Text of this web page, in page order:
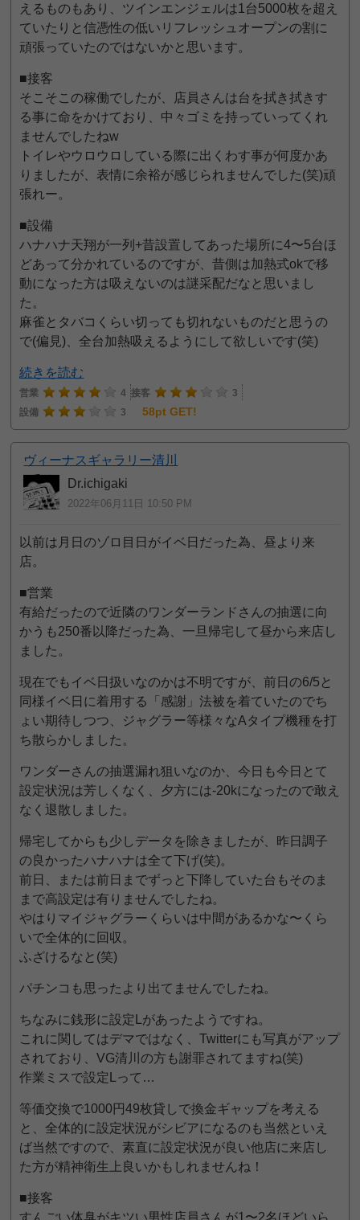
えるものもあり、ツインエンジェルは1台5000枚を超え
ていたりと信憑性の低いリフレッシュオープンの割に
頑張っていたのではないかと思います。
■接客
そこそこの稼働でしたが、店員さんは台を拭き拭きす
る事に命をかけており、中々ゴミを持っていってくれ
ませんでしたねw
トイレやウロウロしている際に出くわす事が何度かあ
りましたが、表情に余裕が感じられませんでした(笑)頑
張れー。
■設備
ハナハナ天翔が一列+昔設置してあった場所に4〜5台ほ
どあって分かれているのですが、昔側は加熱式okで移
動になった方は吸えないのは謎采配だなと思いまし
た。
麻雀とタバコくらい切っても切れないものだと思うの
で(偏見)、全台加熱吸えるようにして欲しいです(笑)
続きを読む
営業 4 接客
3
設備
3 58pt GET!
ヴィーナスギャラリー清川
Dr.ichigaki
2022年06月11日 10:50 PM
以前は月日のゾロ目日がイベ日だった為、昼より来
店。
■営業
有給だったので近隣のワンダーランドさんの抽選に向
かうも250番以降だった為、一旦帰宅して昼から来店し
ました。
現在でもイベ日扱いなのかは不明ですが、前日の6/5と
同様イベ日に着用する「感謝」法被を着ていたのでち
ょい期待しつつ、ジャグラー等様々なAタイプ機種を打
ち散らかしました。
ワンダーさんの抽選漏れ狙いなのか、今日も今日とて
設定状況は芳しくなく、夕方には-20kになったので敢え
なく退散しました。
帰宅してからも少しデータを除きましたが、昨日調子
の良かったハナハナは全て下げ(笑)。
前日、または前日までずっと下降していた台もそのま
まで高設定は有りませんでしたね。
やはりマイジャグラーくらいは中間があるかな〜くら
いで全体的に回収。
ふざけるなと(笑)
パチンコも思ったより出てませんでしたね。
ちなみに銭形に設定Lがあったようですね。
これに関してはデマではなく、Twitterにも写真がアップ
されており、VG清川の方も謝罪されてますね(笑)
作業ミスで設定Lって…
等価交換で1000円49枚貸しで換金ギャップを考える
と、全体的に設定状況がシビアになるのも当然といえ
ば当然ですので、素直に設定状況が良い他店に来店し
た方が精神衛生上良いかもしれませんね！
■接客
すんごい体臭がキツい男性店員さんが1〜2名ほどいら